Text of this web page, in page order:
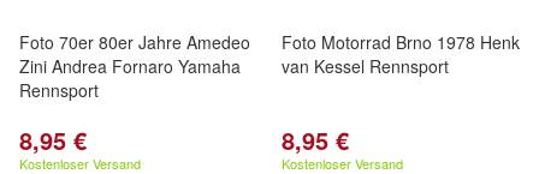
Foto 70er 80er Jahre Amedeo
Zini Andrea Fornaro Yamaha
Rennsport
8,95 €
Kostenloser Versand
Foto Motorrad Brno 1978 Henk
van Kessel Rennsport
8,95 €
Kostenloser Versand